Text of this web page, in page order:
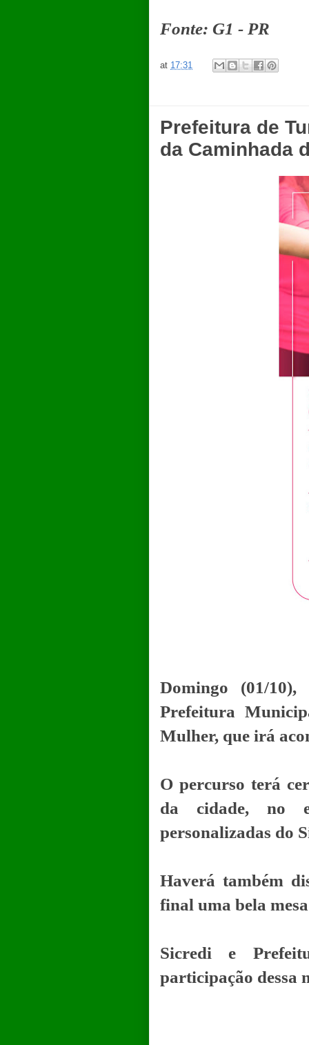
Fonte: G1 - PR
at 17:31
Prefeitura de
da Caminhada
Domingo (01/
Prefeitura
Mulher, que irá
O percurso terá
da cidade, no
personalizadas do
Haverá também
final uma bela
Sicredi e
participação dessa